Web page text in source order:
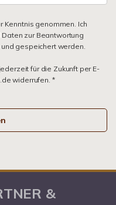
Kenntnis genommen. Ich
zur Beantwortung
gespeichert werden.
für die Zukunft per E-
widerrufen. *
&